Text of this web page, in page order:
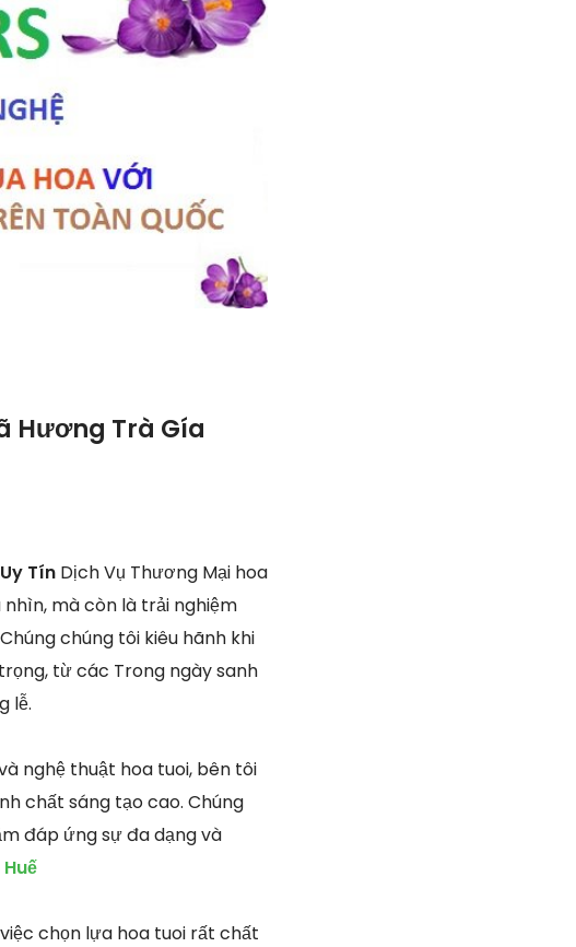
Hương Trà Gía
Tín Dịch Vụ Thương Mại hoa
mà còn là trải nghiệm
chúng tôi kiêu hãnh khi
từ các Trong ngày sanh
lễ.
nghệ thuật hoa tuoi, bên tôi
chất sáng tạo cao. Chúng
đáp ứng sự đa dạng và
chọn lựa hoa tuoi rất chất